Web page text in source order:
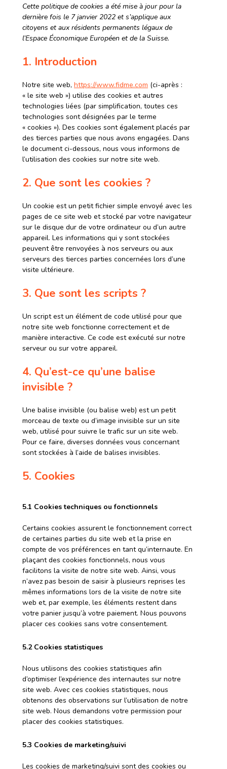
Cette politique de cookies a été mise à jour pour la
dernière fois le 7 janvier 2022 et s’applique aux
citoyens et aux résidents permanents légaux de
l’Espace Économique Européen et de la Suisse.
1. Introduction
Notre site web, https://www.fidme.com (ci-après :
« le site web ») utilise des cookies et autres
technologies liées (par simplification, toutes ces
technologies sont désignées par le terme
« cookies »). Des cookies sont également placés par
des tierces parties que nous avons engagées. Dans
le document ci-dessous, nous vous informons de
l’utilisation des cookies sur notre site web.
2. Que sont les cookies ?
Un cookie est un petit fichier simple envoyé avec les
pages de ce site web et stocké par votre navigateur
sur le disque dur de votre ordinateur ou d’un autre
appareil. Les informations qui y sont stockées
peuvent être renvoyées à nos serveurs ou aux
serveurs des tierces parties concernées lors d’une
visite ultérieure.
3. Que sont les scripts ?
Un script est un élément de code utilisé pour que
notre site web fonctionne correctement et de
manière interactive. Ce code est exécuté sur notre
serveur ou sur votre appareil.
4. Qu’est-ce qu’une balise
invisible ?
Une balise invisible (ou balise web) est un petit
morceau de texte ou d’image invisible sur un site
web, utilisé pour suivre le trafic sur un site web.
Pour ce faire, diverses données vous concernant
sont stockées à l’aide de balises invisibles.
5. Cookies
5.1 Cookies techniques ou fonctionnels
Certains cookies assurent le fonctionnement correct
de certaines parties du site web et la prise en
compte de vos préférences en tant qu’internaute. En
plaçant des cookies fonctionnels, nous vous
facilitons la visite de notre site web. Ainsi, vous
n’avez pas besoin de saisir à plusieurs reprises les
mêmes informations lors de la visite de notre site
web et, par exemple, les éléments restent dans
votre panier jusqu’à votre paiement. Nous pouvons
placer ces cookies sans votre consentement.
5.2 Cookies statistiques
Nous utilisons des cookies statistiques afin
d’optimiser l’expérience des internautes sur notre
site web. Avec ces cookies statistiques, nous
obtenons des observations sur l’utilisation de notre
site web. Nous demandons votre permission pour
placer des cookies statistiques.
5.3 Cookies de marketing/suivi
Les cookies de marketing/suivi sont des cookies ou